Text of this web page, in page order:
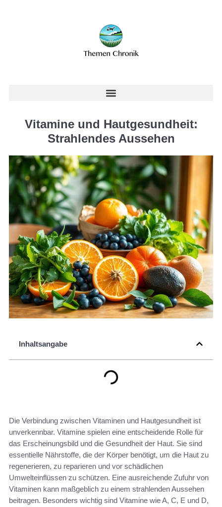
Vitamine und Hautgesundheit:
Strahlendes Aussehen
Inhaltsangabe
Die Verbindung zwischen Vitaminen und Hautgesundheit ist
unverkennbar. Vitamine spielen eine entscheidende Rolle für
das Erscheinungsbild und die Gesundheit der Haut. Sie sind
essentielle Nährstoffe, die der Körper benötigt, um die Haut zu
regenerieren, zu reparieren und vor schädlichen
Umwelteinflüssen zu schützen. Eine ausreichende Zufuhr von
Vitaminen kann maßgeblich zu einem strahlenden Aussehen
beitragen. Besonders wichtig sind Vitamine wie A, C, E und D,